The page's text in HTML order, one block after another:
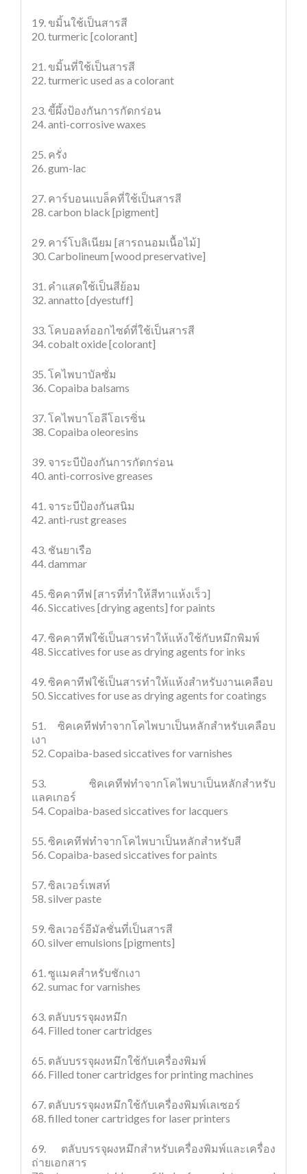
19. ขมิ้นใช้เป็นสารสี
20. turmeric [colorant]
21. ขมิ้นที่ใช้เป็นสารสี
22. turmeric used as a colorant
23. ขี้ผึ้งป้องกันการกัดกร่อน
24. anti-corrosive waxes
25. ครั่ง
26. gum-lac
27. คาร์บอนแบล็คที่ใช้เป็นสารสี
28. carbon black [pigment]
29. คาร์โบลิเนียม [สารถนอมเนื้อไม้]
30. Carbolineum [wood preservative]
31. คำแสดใช้เป็นสีย้อม
32. annatto [dyestuff]
33. โคบอลท์ออกไซด์ที่ใช้เป็นสารสี
34. cobalt oxide [colorant]
35. โคไพบาบัลซั่ม
36. Copaiba balsams
37. โคไพบาโอลีโอเรซิ่น
38. Copaiba oleoresins
39. จาระบีป้องกันการกัดกร่อน
40. anti-corrosive greases
41. จาระบีป้องกันสนิม
42. anti-rust greases
43. ชันยาเรือ
44. dammar
45. ซิคคาทีฟ [สารที่ทำให้สีทาแห้งเร็ว]
46. Siccatives [drying agents] for paints
47. ซิคคาทีฟใช้เป็นสารทำให้แห้งใช้กับหมึกพิมพ์
48. Siccatives for use as drying agents for inks
49. ซิคคาทีฟใช้เป็นสารทำให้แห้งสำหรับงานเคลือบ
50. Siccatives for use as drying agents for coatings
51. ซิคเคทีฟทำจากโคไพบาเป็นหลักสำหรับเคลือบ
เงา
52. Copaiba-based siccatives for varnishes
53. ซิคเคทีฟทำจากโคไพบาเป็นหลักสำหรับ
แลคเกอร์
54. Copaiba-based siccatives for lacquers
55. ซิคเคทีฟทำจากโคไพบาเป็นหลักสำหรับสี
56. Copaiba-based siccatives for paints
57. ซิลเวอร์เพสท์
58. silver paste
59. ซิลเวอร์อีมัลชั่นที่เป็นสารสี
60. silver emulsions [pigments]
61. ซูแมคสำหรับชักเงา
62. sumac for varnishes
63. ตลับบรรจุผงหมึก
64. Filled toner cartridges
65. ตลับบรรจุผงหมึกใช้กับเครื่องพิมพ์
66. Filled toner cartridges for printing machines
67. ตลับบรรจุผงหมึกใช้กับเครื่องพิมพ์เลเซอร์
68. filled toner cartridges for laser printers
69. ตลับบรรจุผงหมึกสำหรับเครื่องพิมพ์และเครื่อง
ถ่ายเอกสาร